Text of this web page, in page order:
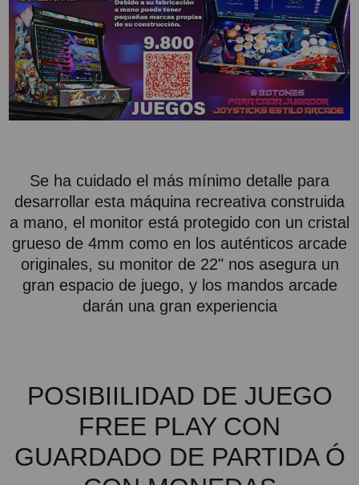
Se ha cuidado el más mínimo detalle para
desarrollar esta máquina recreativa construida
a mano, el monitor está protegido con un cristal
grueso de 4mm como en los auténticos arcade
originales, su monitor de 22" nos asegura un
gran espacio de juego, y los mandos arcade
darán una gran experiencia
POSIBIILIDAD DE JUEGO
FREE PLAY CON
GUARDADO DE PARTIDA Ó